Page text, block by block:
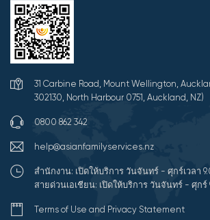
31 Carbine Road, Mount Wellington,
302130, North Harbour 0751, Auckland, NZ)
0800 862 342
help@asianfamilyservices.nz
สำนักงาน: เปิดให้บริการ วันจันทร์ - ศุกร์เวลา
สายด่วนเอเชียน: เปิดให้บริการ วันจันทร์ - ศุก
Terms of Use and Privacy Statement